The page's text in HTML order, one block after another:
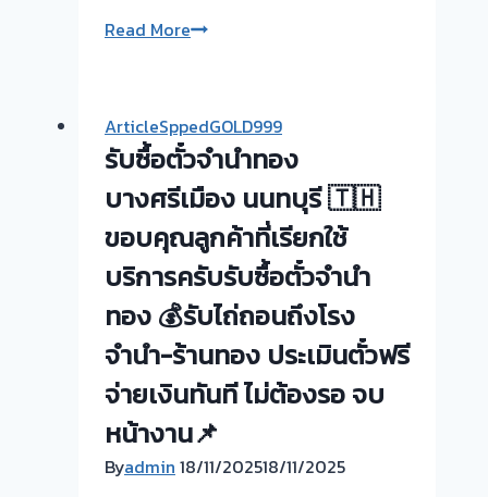
Read Moreรับ
ทอง
นนทบุรี
ขอบคุณ
ย่าน
ไทรน้อย
ครับ
ArticleSppedGOLD999
รับซื้อตั๋วจำนำทอง
บางศรีเมือง นนทบุรี 🇹🇭
ขอบคุณลูกค้าที่เรียกใช้
บริการครับรับซื้อตั๋วจำนำ
ทอง 💰รับไถ่ถอนถึงโรง
จำนำ-ร้านทอง ประเมินตั๋วฟรี
จ่ายเงินทันที ไม่ต้องรอ จบ
หน้างาน📌
Byadmin 18/11/202518/11/2025